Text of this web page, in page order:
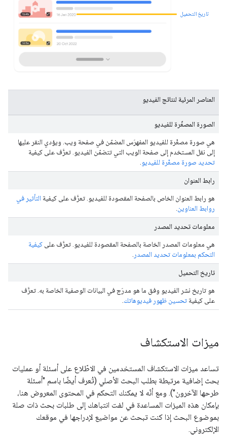
تاريخ التحميل
العناصر المرئية لنتائج الفيديو
الصورة المصغّرة للفيديو
هي صورة مصغّرة للفيديو المفهرَس المضمّن في صفحة ويب. ويؤدي النقر عليها
إلى نقل المستخدم إلى صفحة الويب التي تتضمّن الفيديو. تعرَّف على كيفية
تحديد صورة مصغّرة للفيديو.
رابط العنوان
هو رابط العنوان الخاص بالصفحة المقصودة للفيديو. تعرَّف على كيفية التأثير في
روابط العناوين.
معلومات تحديد المصدر
هي معلومات المصدر الخاصة بالصفحة المقصودة للفيديو. تعرَّف على كيفية
التحكم بمعلومات تحديد المصدر .
تاريخ التحميل
هو تاريخ نشر الفيديو وفق ما هو مدرَج في البيانات الوصفية الخاصة به. تعرَّف
على كيفية تحسين ظهور فيديوهاتك.
ميزات الاستكشاف
تساعد ميزات الاستكشاف المستخدمين في الاطّلاع على أسئلة أو عمليات
بحث إضافية مرتبطة بطلب البحث الأصلي (تُعرف أيضًا باسم "أسئلة
طرحها الآخرون"). ومع أنّه لا يمكنك التحكم في المحتوى المعروض هنا،
بإمكان هذه الميزات المساعدة في لفت انتباهك إلى طلبات بحث ذات صلة
بموضوع البحث إذا كنت تبحث عن مواضيع لإدراجها في موقعك
الإلكتروني.